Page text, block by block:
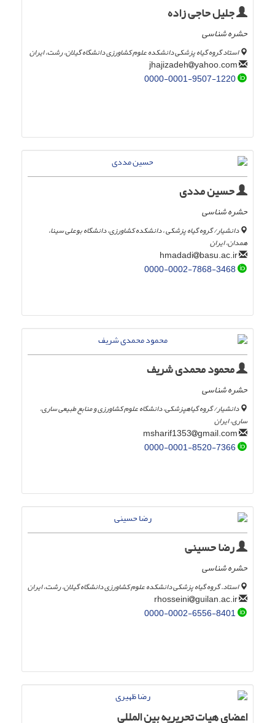
جلیل حاجی زاده
حشره شناسی
استاد گروه گیاه پزشکی دانشکده علوم کشاورزی دانشگاه گیلان، رشت، ایران
yahoo.com
0000-0001-9507-1220
حسین مددی
حشره شناسی
دانشیار/ گروه گیاه پزشکی ، دانشکده کشاورزی، دانشگاه بوعلی سینا،
همدان، ایران
basu.ac.ir
0000-0002-7868-3468
محمود محمدی شریف
حشره شناسی
دانشیار/ گروه گیاهپزشکی، دانشگاه علوم کشاورزی و منابع طبیعی ساری،
ساری، ایران
gmail.com
0000-0001-8520-7366
رضا حسینی
حشره شناسی
استاد. گروه گیاه پزشکی دانشکده علوم کشاورزی دانشگاه گیلان، رشت، ایران
guilan.ac.ir
0000-0002-6556-8401
اعضای هیات تحریریه بین المللی